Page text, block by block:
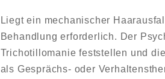
Liegt ein mechanischer
Behandlung erforderlich. Der
Trichotillomanie feststellen und
als Gesprächs- oder